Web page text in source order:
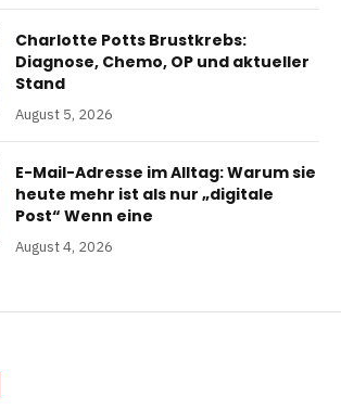
Charlotte Potts Brustkrebs:
Diagnose, Chemo, OP und aktueller
Stand
August 5, 2026
E-Mail-Adresse im Alltag: Warum sie
heute mehr ist als nur „digitale
Post“ Wenn eine
August 4, 2026